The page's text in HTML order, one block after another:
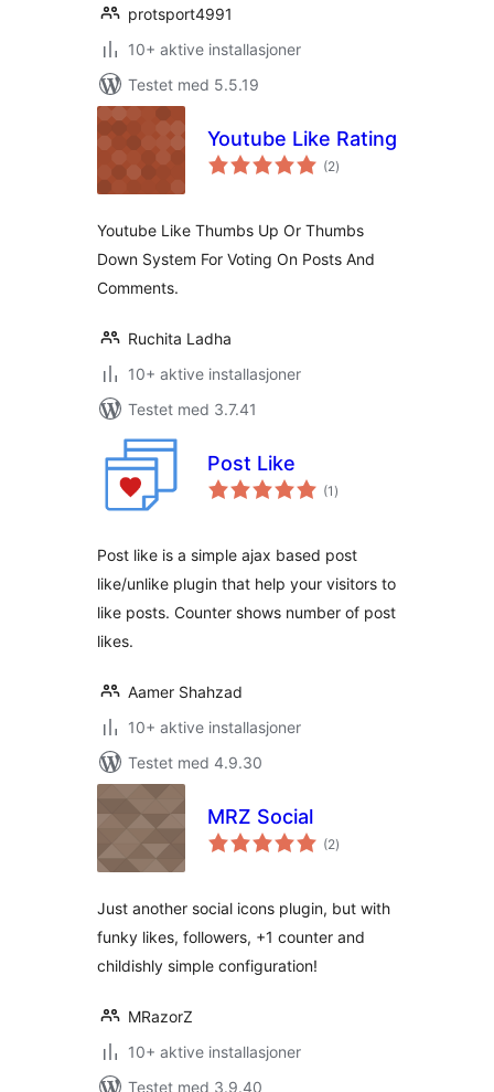
protsport4991
10+ aktive installasjoner
Testet med 5.5.19
Youtube Like Rating
(2totale
vurderinger
)
Youtube Like Thumbs Up Or Thumbs
Down System For Voting On Posts And
Comments.
Ruchita Ladha
10+ aktive installasjoner
Testet med 3.7.41
Post Like
(1 totale
vurderinger
)
Post like is a simple ajax based post
like/unlike plugin that help your visitors to
like posts. Counter shows number of post
likes.
Aamer Shahzad
10+ aktive installasjoner
Testet med 4.9.30
MRZ Social
(2totale
vurderinger
)
Just another social icons plugin, but with
funky likes, followers, +1 counter and
childishly simple configuration!
MRazorZ
10+ aktive installasjoner
Testet med 3.9.40